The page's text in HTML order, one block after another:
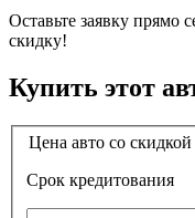
Оставьте заявку прямо
скидку!
Купить этот
Цена авто со скидкой
Срок кредитования